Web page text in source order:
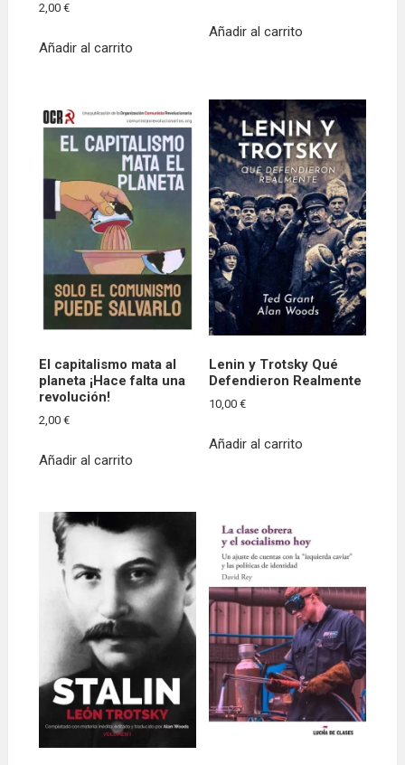
2,00€
Añadir al carrito
Añadir al carrito
El capitalismo mata al
planeta ¡Hace falta una
revolución!
2,00€
Añadir al carrito
Lenin y Trotsky Qué
Defendieron Realmente
10,00€
Añadir al carrito